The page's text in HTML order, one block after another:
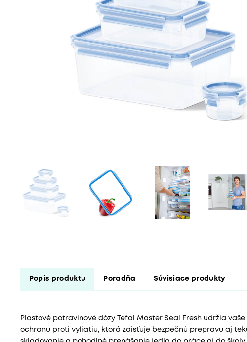
Popis produktu Poradňa Súvisiace produkty
Plastové potravinové dózy Tefal Master Seal Fresh udržia
ochranu proti vyliatiu, ktorá zaisťuje bezpečnú prepravu aj